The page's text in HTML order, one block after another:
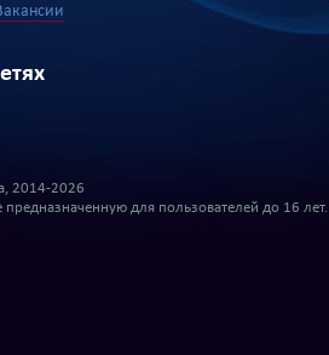
2014-2026
для пользователей до 16 лет.